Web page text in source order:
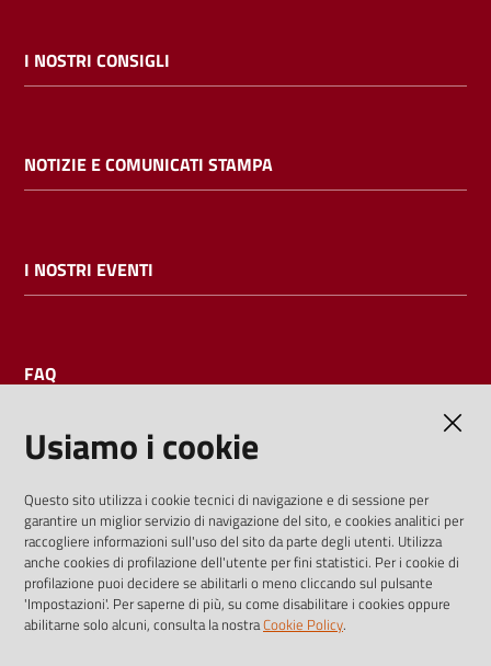
Chiedi al
I NOSTRI CONSIGLI
NOTIZIE E COMUNICATI STAMPA
I NOSTRI EVENTI
FAQ
I dati personali pubblicati sono riutilizzabili solo alle condizioni
previste dalla direttiva comunitaria 2003/98/CE e dal d.lgs.
36/2006
Usiamo i cookie
Questo sito utilizza i cookie tecnici di navigazione e di sessione per
garantire un miglior servizio di navigazione del sito, e cookies analitici per
raccogliere informazioni sull'uso del sito da parte degli utenti. Utilizza
anche cookies di profilazione dell'utente per fini statistici. Per i cookie di
profilazione puoi decidere se abilitarli o meno cliccando sul pulsante
'Impostazioni'. Per saperne di più, su come disabilitare i cookies oppure
abilitarne solo alcuni, consulta la nostraCookie Policy.